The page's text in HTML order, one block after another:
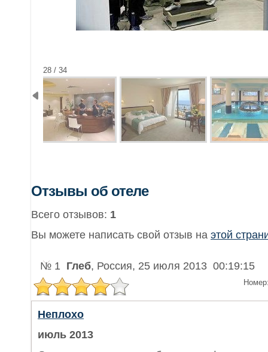
28 / 34
Отзывы об отеле
Всего отзывов: 1
Вы можете написать свой отзыв на этой
№ 1 Глеб, Россия, 25 июля 2013 00:19:15
Неплохо
июль 2013